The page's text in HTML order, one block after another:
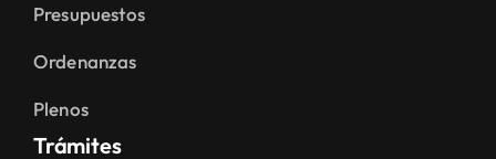
Presupuestos
Ordenanzas
Plenos
Trámites